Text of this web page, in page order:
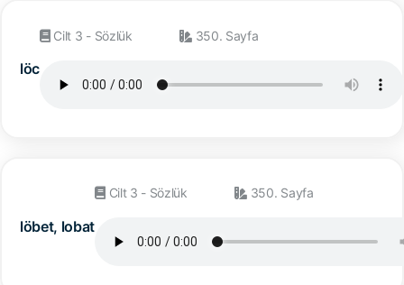
löc
Cilt 3 - Sözlük 350. Sayfa
löbet, lobat
Cilt 3 - Sözlük 350. Sayfa